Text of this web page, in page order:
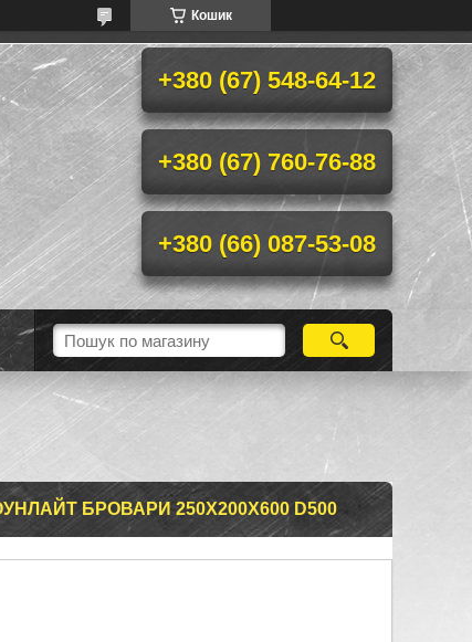
Кошик
+380 (67) 548-64-12
+380 (67) 760-76-88
+380 (66) 087-53-08
БРОВАРИ 250Х200Х600 D500